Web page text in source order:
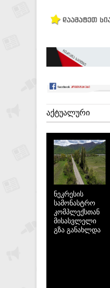
ᲐᲥᲢᲣᲐᲚᲣᲠᲘ
ნეკრესის
სამონასტრო
კომპლექსთან
მისასვლელი
გზა განახლდა